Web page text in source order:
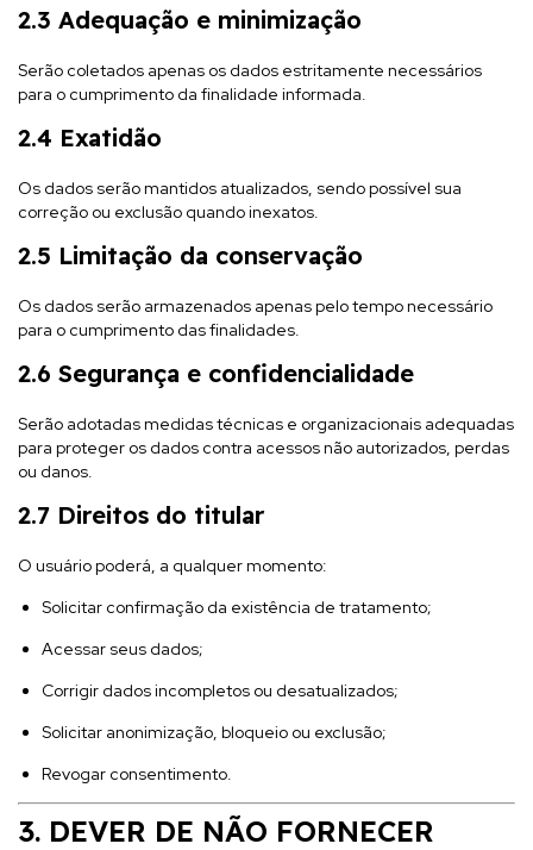
2.3 Adequação e minimização
Serão coletados apenas os dados estritamente necessários
para o cumprimento da finalidade informada.
2.4 Exatidão
Os dados serão mantidos atualizados, sendo possível sua
correção ou exclusão quando inexatos.
2.5 Limitação da conservação
Os dados serão armazenados apenas pelo tempo necessário
para o cumprimento das finalidades.
2.6 Segurança e confidencialidade
Serão adotadas medidas técnicas e organizacionais adequadas
para proteger os dados contra acessos não autorizados, perdas
ou danos.
2.7 Direitos do titular
O usuário poderá, a qualquer momento:
Solicitar confirmação da existência de tratamento;
Acessar seus dados;
Corrigir dados incompletos ou desatualizados;
Solicitar anonimização, bloqueio ou exclusão;
Revogar consentimento.
3. DEVER DE NÃO FORNECER